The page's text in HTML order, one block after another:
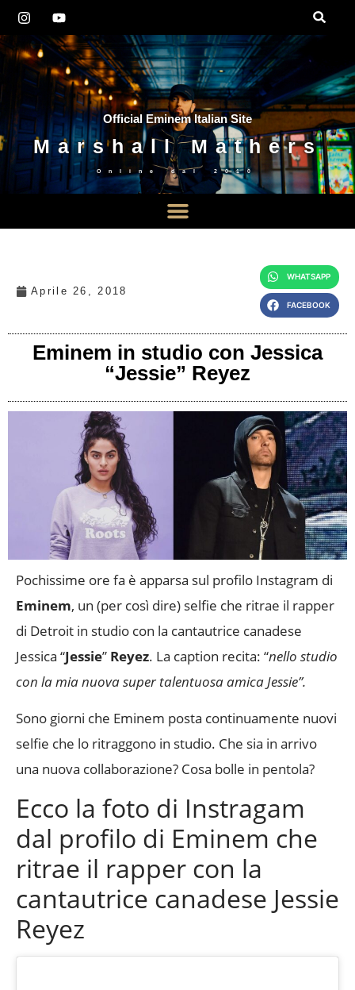
Official Eminem Italian Site
Marshall Mathers
Online dal 2010
Aprile 26, 2018
WHATSAPP
FACEBOOK
Eminem in studio con Jessica
“Jessie” Reyez
Pochissime ore fa è apparsa sul profilo Instagram di
Eminem, un (per così dire) selfie che ritrae il rapper
di Detroit in studio con la cantautrice canadese
Jessica “Jessie” Reyez. La caption recita: “nello studio
con la mia nuova super talentuosa amica Jessie”.
Sono giorni che Eminem posta continuamente nuovi
selfie che lo ritraggono in studio. Che sia in arrivo
una nuova collaborazione? Cosa bolle in pentola?
Ecco la foto di Instragam
dal profilo di Eminem che
ritrae il rapper con la
cantautrice canadese Jessie
Reyez